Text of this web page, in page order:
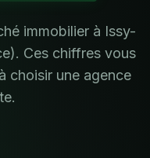
immobilier à Issy-
). Ces chiffres vous
choisir une agence